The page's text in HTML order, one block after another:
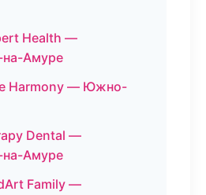
Health —
Амуре
Harmony — Южно-
Dental —
Амуре
Family —